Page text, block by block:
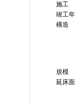
施工
竣工
構造
規模
延床